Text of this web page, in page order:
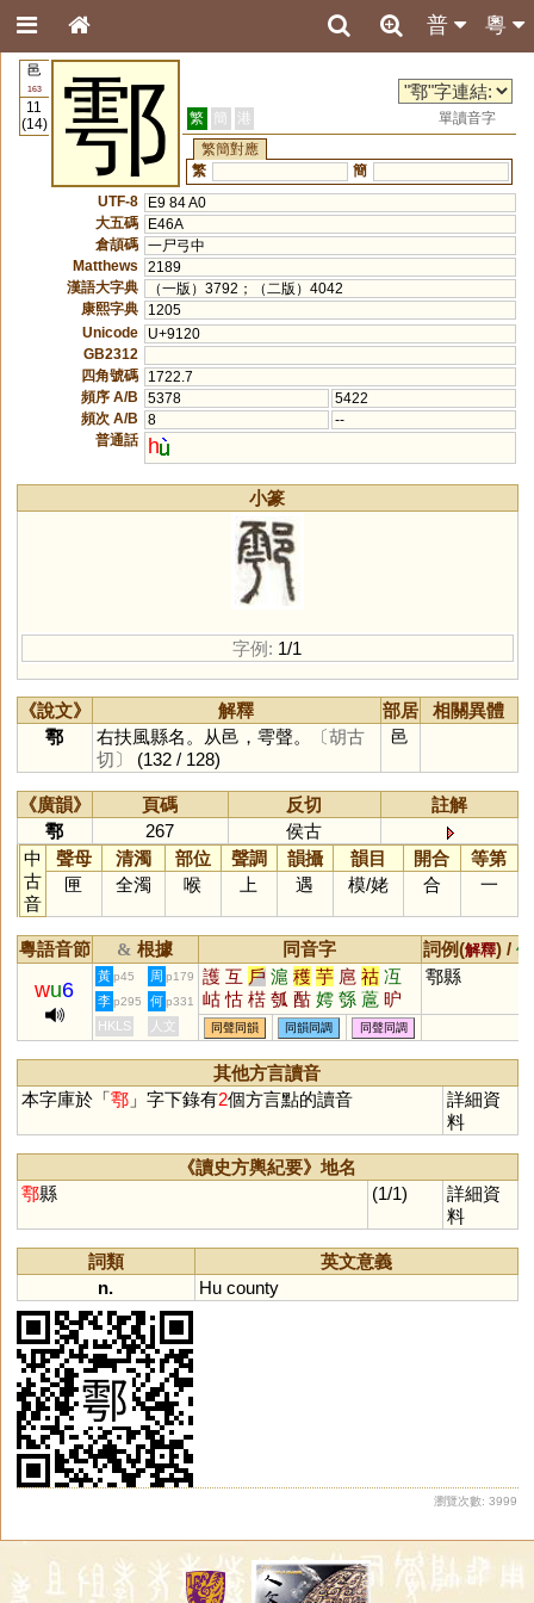
粵
普
邑
163
11
(14)
鄠 繁 簡 港
單讀音字
繁簡對應
繁
簡
UTF-8
E9 84 A0
大五碼
E46A
倉頡碼 一尸弓中
Matthews
2189
漢語大字典
（一版）3792；（二版）4042
康熙字典
1205
Unicode
U+9120
GB2312
四角號碼
1722.7
頻序 A/B
5378
5422
頻次 A/B
8
--
普通話
h
小篆
字例: 1/1
《說文》 解釋 部居
相關異體
鄠
右扶風縣名。从邑，雩聲。
〔胡古
切〕
(132 / 128)
邑
《廣韻》 頁碼 反切
註解
鄠
267
侯古
中
古
音
聲母 清濁 部位 聲調 韻攝 韻目 開合
等第
匣
全濁 喉 上 遇 模/姥 合 一
粵語音節 & 根據 同音字 詞例(解釋) /
wu6
黃 p45 周 p179 護 互 戶 滬 穫 芋 扈 祜 冱
岵 怙 楛 瓠 酤 嫮 綔 蔰 昈
熩 雽 槴 婟 濩 頀 韄 臒 嫭
枑 芐 沍
鄠縣
李 p295 何 p331
HKLS 人文 同聲同韻 同韻同調 同聲同調
其他方言讀音
本字庫於「鄠」字下錄有2個方言點的讀音
詳細資
料
《讀史方輿紀要》地名
鄠縣 (1/1)
詳細資
料
詞類
英文意義
n.
Hu county
瀏覽次數: 3999